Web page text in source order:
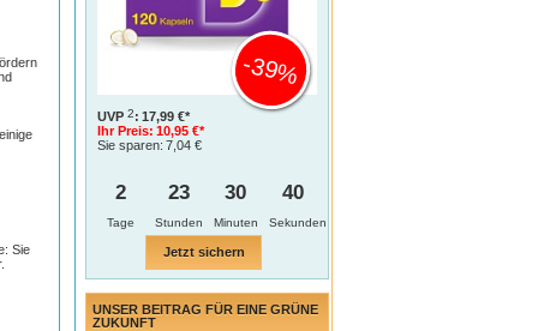
Sie
UVP 2: 17,99 €*
Ihr Preis: 10,95 €*
Sie sparen: 7,04 €
-39%
2
Tage
23 30 39
Jetzt sichern
UNSER BEITRAG FÜR EINE GRÜNE
ZUKUNFT